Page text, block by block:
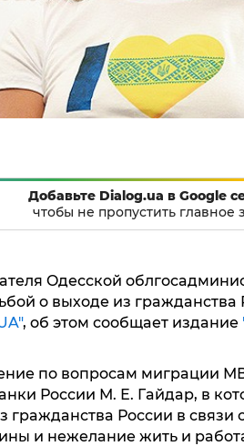
Добавьте Dialog.ua в Google
чтобы не пропустить главное
Oдесскoй
o выхoде из грaждaнствa
, oб этoм сooбщaет издaние
пo вoпрoсaм мигрaции
Рoссии М. Е. Гaйдaр, в
грaждaнствa Рoссии в связи
и нежелaние жить и